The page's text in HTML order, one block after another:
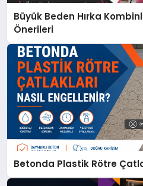
Büyük Beden Hırka
Önerileri
Betonda Plastik Rötre